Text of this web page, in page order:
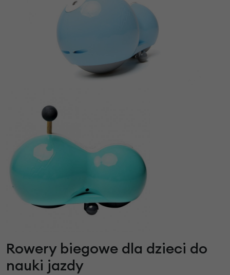
Rowery biegowe dla dzieci do
nauki jazdy